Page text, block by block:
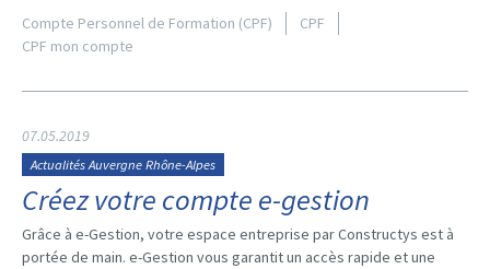
Compte Personnel de Formation (CPF)
CPF
CPF mon compte
07.05.2019
Actualités Auvergne Rhône-Alpes
Créez votre compte e-gestion
Grâce à e-Gestion, votre espace entreprise par Constructys est à
portée de main. e-Gestion vous garantit un accès rapide et une